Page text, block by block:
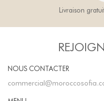
Livraison
NOUS CONTACTER